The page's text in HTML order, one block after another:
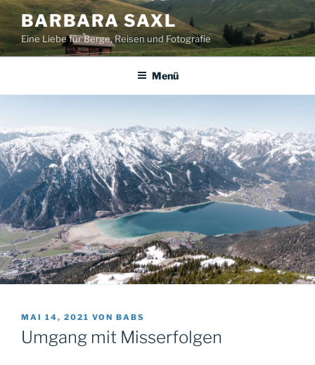
Zum
Inhalt
springen
BARBARA SAXL
Eine Liebe für Berge, Reisen und Fotografie
Menü
VERÖFFENTLICHT
AM
MAI 14, 2021 VON BABS
Umgang mit Misserfolgen